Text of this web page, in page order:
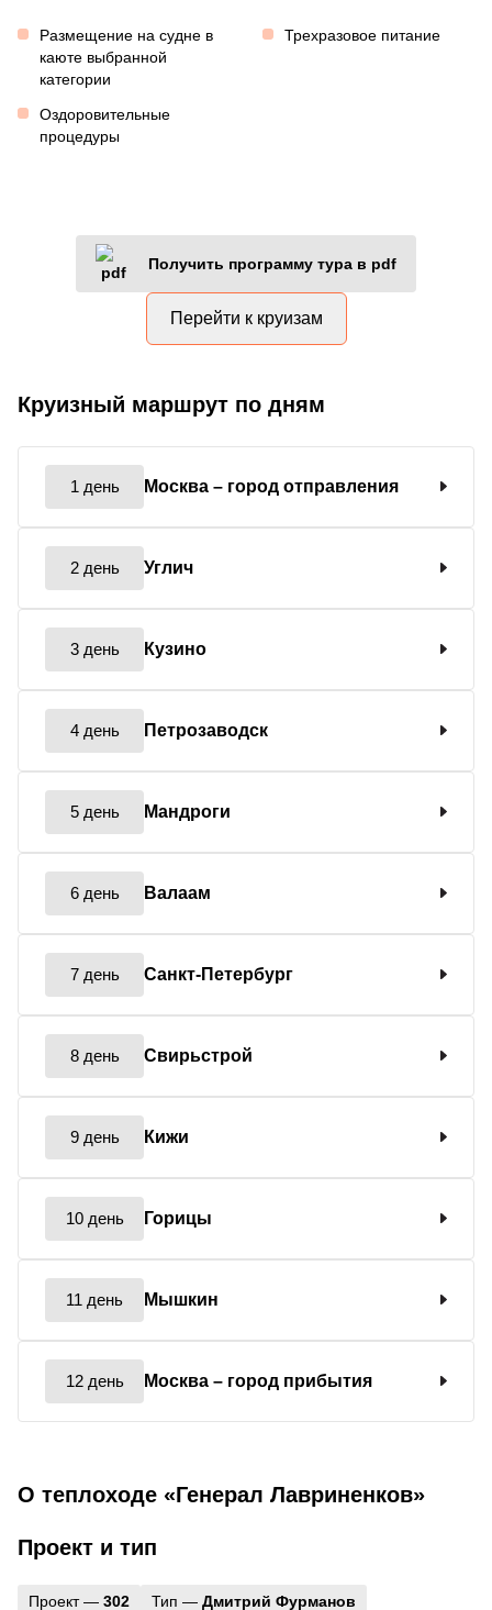
Размещение на судне в
каюте выбранной
категории
Трехразовое питание
Оздоровительные
процедуры
Получить программу тура в pdf
Перейти к круизам
Круизный маршрут по дням
1 день Москва – город отправления
2 день Углич
3 день Кузино
4 день Петрозаводск
5 день Мандроги
6 день Валаам
7 день Санкт-Петербург
8 день Свирьстрой
9 день Кижи
10 день Горицы
11 день Мышкин
12 день Москва – город прибытия
О теплоходе «Генерал Лавриненков»
Проект и тип
Проект — 302 Тип — Дмитрий Фурманов